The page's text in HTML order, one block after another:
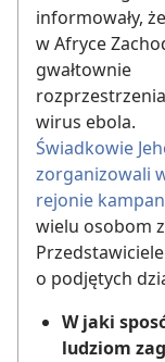
informowały, że
w Afryce
gwałtownie
wirus ebola.
Świadkowie
zorganizowali
rejonie
wielu osobom
o podjętych
W jaki
ludziom